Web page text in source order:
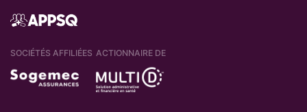
SOCIÉTÉS AFFILIÉES ACTIONNAIRE DE